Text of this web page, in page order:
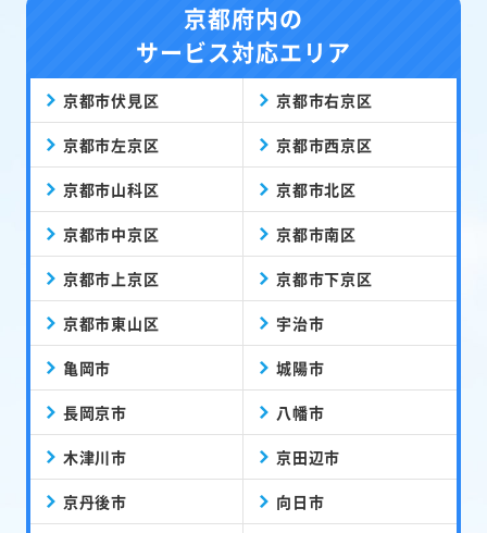
京都府内の
サービス対応エリア
京都市伏見区 京都市右京区
京都市左京区 京都市西京区
京都市山科区 京都市北区
京都市中京区 京都市南区
京都市上京区 京都市下京区
京都市東山区 宇治市
亀岡市 城陽市
長岡京市 八幡市
木津川市 京田辺市
京丹後市 向日市